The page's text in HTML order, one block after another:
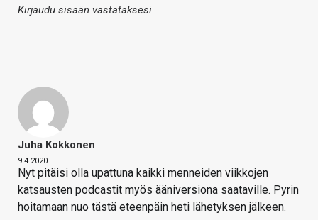
Kirjaudu sisään vastataksesi
Juha Kokkonen
9.4.2020
Nyt pitäisi olla upattuna kaikki menneiden viikkojen
katsausten podcastit myös ääniversiona saataville. Pyrin
hoitamaan nuo tästä eteenpäin heti lähetyksen jälkeen.